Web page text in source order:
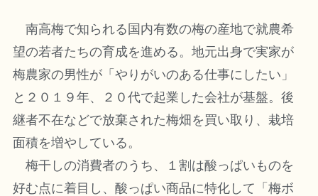
南高梅で知られる国内有数の梅の産地で就農希
望の若者たちの育成を進める。地元出身で実家が
梅農家の男性が「やりがいのある仕事にしたい」
と２０１９年、２０代で起業した会社が基盤。後
継者不在などで放棄された梅畑を買い取り、栽培
面積を増やしている。
梅干しの消費者のうち、１割は酸っぱいものを
好む点に着目し、酸っぱい商品に特化して「梅ボ